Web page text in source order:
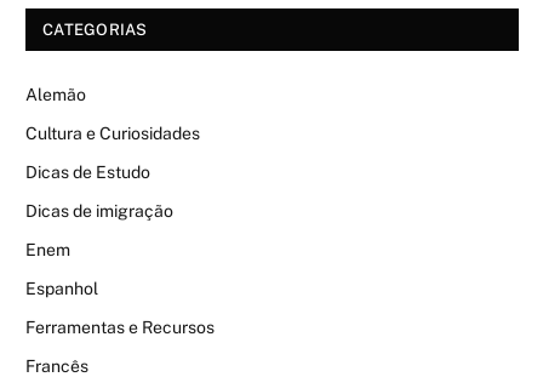
CATEGORIAS
Alemão
Cultura e Curiosidades
Dicas de Estudo
Dicas de imigração
Enem
Espanhol
Ferramentas e Recursos
Francês